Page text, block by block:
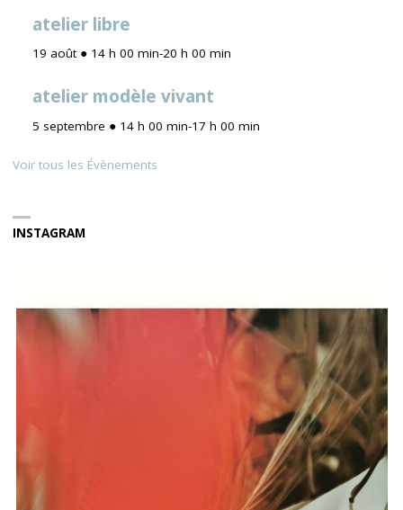
atelier libre
19 août ● 14 h 00 min-20 h 00 min
atelier modèle vivant
5 septembre ● 14 h 00 min-17 h 00 min
Voir tous les Évènements
INSTAGRAM